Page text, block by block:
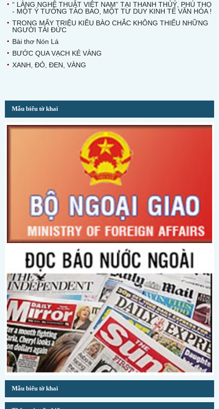
“ LÀNG NGHỆ THUẬT VIỆT NAM” TẠI THANH THỦỶ, PHÚ THỌ
- MỘT Ý TƯỞNG TÁO BAO, MỘT TƯ DUY KINH TẾ VĂN HÓA !
TRONG MẤY TRIỆU KIỀU BÀO CHẮC KHÔNG THIẾU NHỮNG
NGƯỜI TÀI ĐỨC
Bài thơ Nón Lá
BƯỚC QUA VẠCH KẺ VÀNG
XANH, ĐỎ, ĐEN, VÀNG
Mẫu biểu tờ khai
Mẫu biểu tờ khai